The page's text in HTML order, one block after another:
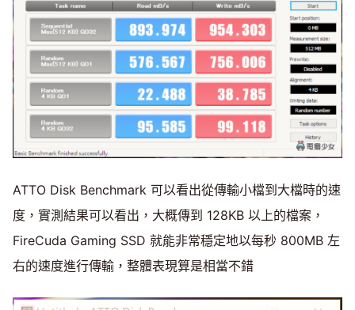
ATTO Disk Benchmark 可以看出從傳輸小檔到大檔時的速
度，實測結果可以看出，大概傳到 128KB 以上的檔案，
FireCuda Gaming SSD 就能非常穩定地以每秒 800MB 左
右的速度進行傳輸，整體表現算是相當不錯